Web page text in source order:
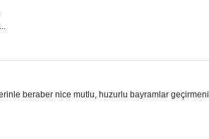
beraber nice mutlu, huzurlu bayramlar geçirmeni